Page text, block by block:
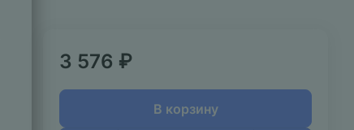
3 576 ₽
В корзину